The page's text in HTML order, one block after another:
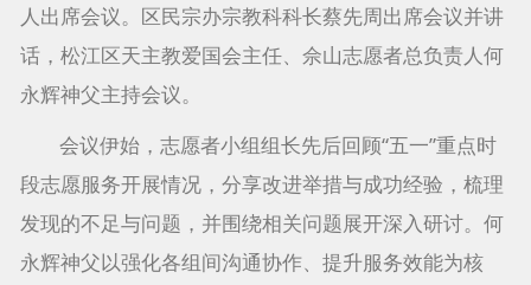
人出席会议。区民宗办宗教科科长蔡先周出席会议并讲
话，松江区天主教爱国会主任、佘山志愿者总负责人何
永辉神父主持会议。
会议伊始，志愿者小组组长先后回顾“五一”重点时
段志愿服务开展情况，分享改进举措与成功经验，梳理
发现的不足与问题，并围绕相关问题展开深入研讨。何
永辉神父以强化各组间沟通协作、提升服务效能为核